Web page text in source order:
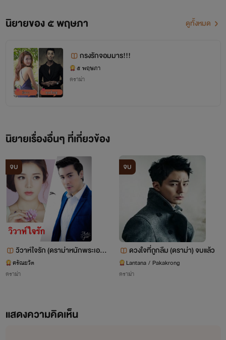
นิยายของ ๕ พฤษภา ดูทั้งหมด
กรงรักจอมมาร!!!
๕ พฤษภา
ดราม่า
นิยายเรื่องอื่นๆ ที่เกี่ยวข้อง
จบ
วิวาห์ใจรัก (ดราม่าหนักพระเอกเ
ลว)(จบ)
ศรัณยวัต
ดราม่า
จบ
ดวงใจที่ถูกลืม (ดราม่า) จบแล้ว
Lantana / Pakakrong
ดราม่า
แสดงความคิดเห็น